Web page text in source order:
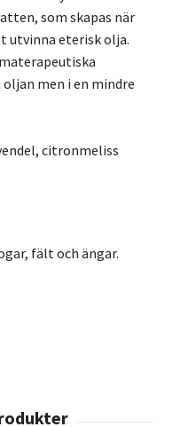
som skapas när
utvinna eterisk olja.
men i en mindre
citronmeliss
fält och ängar.